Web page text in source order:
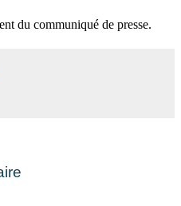
du communiqué de presse.